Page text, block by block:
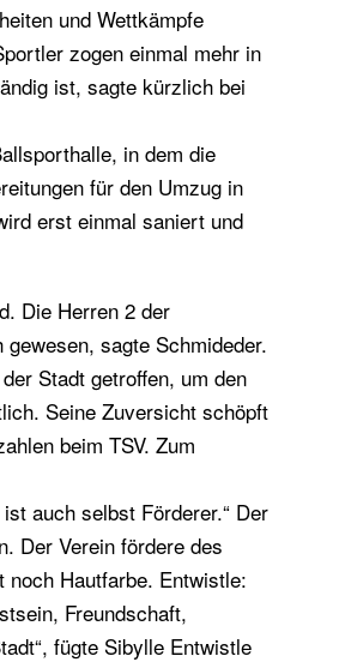
und Wettkämpfe
zogen einmal mehr in
ist, sagte kürzlich bei
in dem die
für den Umzug in
erst einmal saniert und
Die Herren 2 der
sagte Schmideder.
Stadt getroffen, um den
Seine Zuversicht schöpft
beim TSV. Zum
auch selbst Förderer.“ Der
Der Verein fördere des
Hautfarbe. Entwistle:
Freundschaft,
fügte Sibylle Entwistle